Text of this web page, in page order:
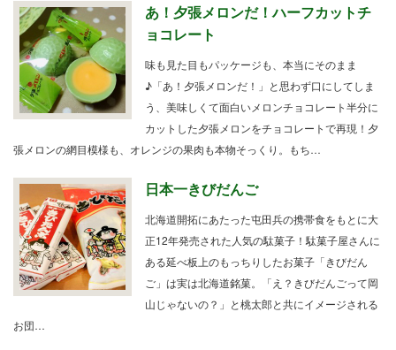
あ！夕張メロンだ！ハーフカットチ
ョコレート
味も見た目もパッケージも、本当にそのまま
♪「あ！夕張メロンだ！」と思わず口にしてしま
う、美味しくて面白いメロンチョコレート半分に
カットした夕張メロンをチョコレートで再現！夕
張メロンの網目模様も、オレンジの果肉も本物そっくり。もち…
日本一きびだんご
北海道開拓にあたった屯田兵の携帯食をもとに大
正12年発売された人気の駄菓子！駄菓子屋さんに
ある延べ板上のもっちりしたお菓子「きびだん
ご」は実は北海道銘菓。「え？きびだんごって岡
山じゃないの？」と桃太郎と共にイメージされる
お団…